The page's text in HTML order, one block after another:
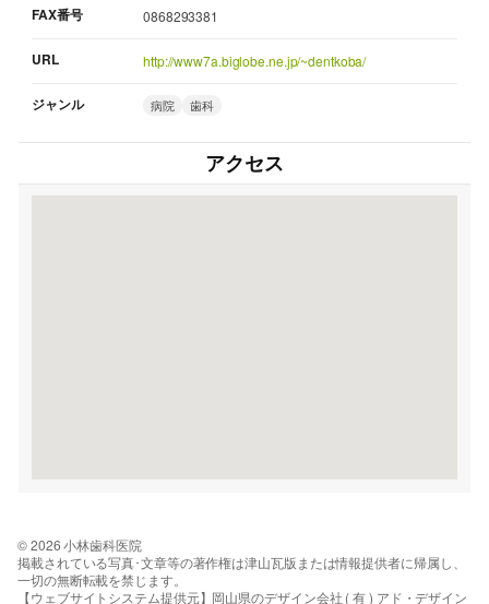
FAX番号 0868293381
URL http://www7a.biglobe.ne.jp/~dentkoba/
ジャンル 病院 歯科
アクセス
© 2026 小林歯科医院
掲載されている写真･文章等の著作権は津山瓦版または情報提供者に帰属し、
一切の無断転載を禁じます。
【ウェブサイトシステム提供元】岡山県のデザイン会社 ( 有 ) アド・デザイン